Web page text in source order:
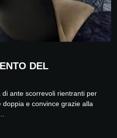
DEL
di ante scorrevoli rientranti per
e convince grazie alla